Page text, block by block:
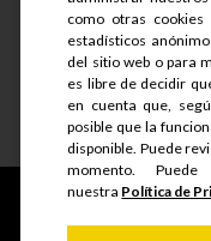
S/.50.9
S/.
como otras
estadísticos
del sitio web o para
es libre de decidir
en cuenta que,
posible que la
disponible. Puede
momento.
nuestra Política de